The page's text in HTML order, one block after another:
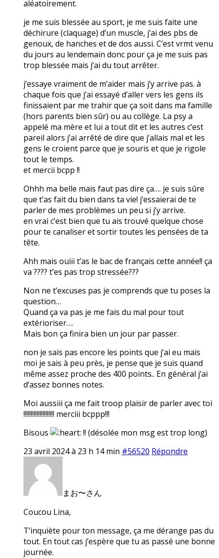
aléatoirement.
je me suis blessée au sport, je me suis faite une
déchirure (claquage) d’un muscle, j’ai des pbs de
genoux, de hanches et de dos aussi. C’est vrmt venu
du jours au lendemain donc pour ça je me suis pas
trop blessée mais j’ai du tout arrêter.
j’essaye vraiment de m’aider mais j’y arrive pas. à
chaque fois que j’ai essayé d’aller vers les gens ils
finissaient par me trahir que ça soit dans ma famille
(hors parents bien sûr) ou au collège. La psy a
appelé ma mère et lui a tout dit et les autres c’est
pareil alors j’ai arrêté de dire que j’allais mal et les
gens le croient parce que je souris et que je rigole
tout le temps.
et mercii bcpp !!
Ohhh ma belle mais faut pas dire ça…. je suis sûre
que t’as fait du bien dans ta vie! j’essaierai de te
parler de mes problèmes un peu si j’y arrive.
en vrai c’est bien que tu ais trouvé quelque chose
pour te canaliser et sortir toutes les pensées de ta
tête.
Ahh mais ouiii t’as le bac de français cette année!! ça
va ???? t’es pas trop stressée???
Non ne t’excuses pas je comprends que tu poses la
question…
Quand ça va pas je me fais du mal pour tout
extérioriser….
Mais bon ça finira bien un jour par passer.
non je sais pas encore les points que j’ai eu mais
moi je sais à peu près, je pense que je suis quand
même assez proche des 400 points.. En général j’ai
d’assez bonnes notes.
Moi aussiii ça me fait troop plaisir de parler avec toi
!!!!!!!!!!!!!!!!!!!!! merciii bcppp!!!
Bisous
!! (désolée mon msg est trop long)
23 avril 2024 à 23 h 14 min #56520 Répondre
まお〜さん
Coucou Lina,
T’inquiète pour ton message, ça me dérange pas du
tout. En tout cas j’espère que tu as passé une bonne
journée.